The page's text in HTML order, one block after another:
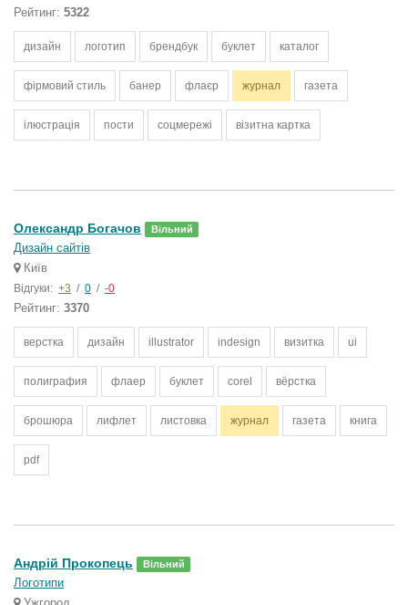
Рейтинг: 5322
дизайн логотип брендбук буклет каталог
фірмовий стиль банер флаєр журнал газета
ілюстрація пости соцмережі візитна картка
Олександр Богачов Вільний
Дизайн сайтів
Київ
Відгуки: +3 / 0 / -0
Рейтинг: 3370
верстка дизайн illustrator indesign визитка ui
полиграфия флаер буклет corel вёрстка
брошюра лифлет листовка журнал газета книга
pdf
Андрій Прокопець Вільний
Логотипи